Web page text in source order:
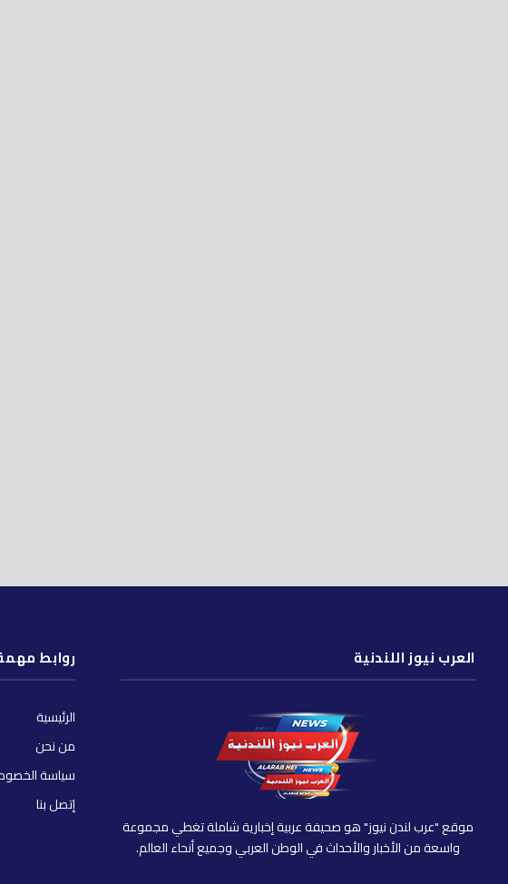
العرب نيوز اللندنية
موقع "عرب لندن نيوز" هو صحيفة عربية إخبارية شاملة تغطي مجموعة
واسعة من الأخبار والأحداث في الوطن العربي وجميع أنحاء العالم.
روابط
الرئيسية
من نحن
سياسة
إتصل بنا